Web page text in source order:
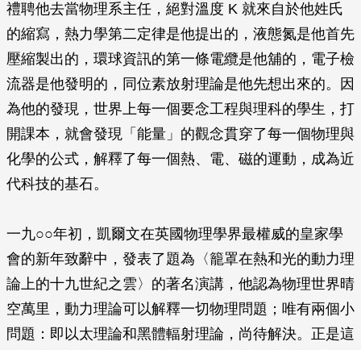
禮聘他去當物理系主任，絕對溫度 K 就來自於他姓氏
的縮寫，熱力學第二定律是他提出的，液態氮是他首先
壓縮製出的，環球資訊的第一條電纜是他舖的，電子檢
流器是他發明的，同位素放射理論是他先想出來的。因
為他的發現，世界上每一個要念工程與理科的學生，打
開課本，就會發現「能量」的觀念貫穿了每一個物理與
化學的公式，解釋了每一個熱、電、磁的運動，成為近
代科技的基石。
一九○○年初，凱爾文在英國物理學界最權威的皇家學
會的新年致辭中，發表了題為〈籠罩在熱和光的動力理
論上的十九世紀之雲〉的著名演講，他認為物理世界晴
空萬里，動力理論可以解釋一切物理問題；唯有兩個小
問題：即以太理論和黑體輻射理論，尚待解決。正是這